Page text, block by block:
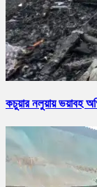
কচুয়ার নলুয়ায় ভয়াবহ